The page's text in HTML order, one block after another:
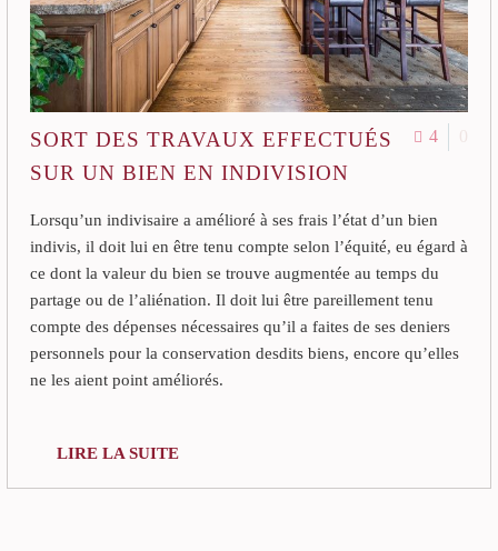
4 0
SORT DES TRAVAUX EFFECTUÉS
SUR UN BIEN EN INDIVISION
Lorsqu’un indivisaire a amélioré à ses frais l’état d’un bien
indivis, il doit lui en être tenu compte selon l’équité, eu égard à
ce dont la valeur du bien se trouve augmentée au temps du
partage ou de l’aliénation. Il doit lui être pareillement tenu
compte des dépenses nécessaires qu’il a faites de ses deniers
personnels pour la conservation desdits biens, encore qu’elles
ne les aient point améliorés.
LIRE LA SUITE